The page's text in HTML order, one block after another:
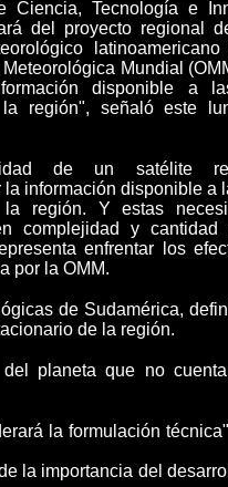
Ciencia, Tecnología e
del proyecto regional
latinoamericano
Mundial
disponible a
región", señaló este
de un satélite
la información disponible a
región. Y estas
complejidad y
enfrentar los
por la OMM.
de Sudamérica,
de la región.
planeta que no
la formulación
la importancia del